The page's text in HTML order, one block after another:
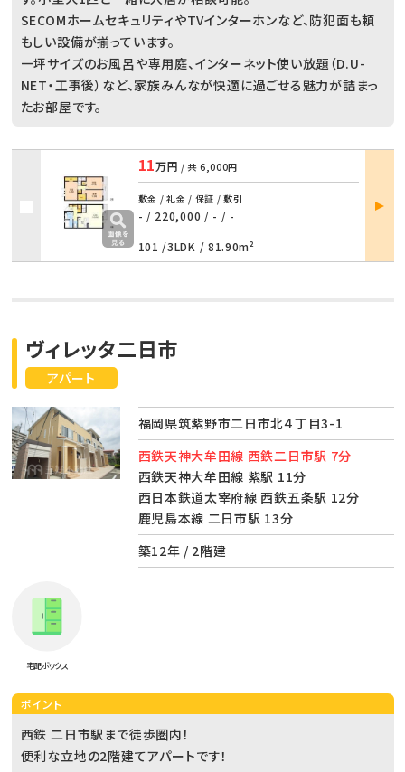
SECOMホームセキュリティやTVインターホンなど、防犯面も頼
もしい設備が揃っています。
一坪サイズのお風呂や専用庭、インターネット使い放題（D.U-
NET・工事後）など、家族みんなが快適に過ごせる魅力が詰まっ
たお部屋です。
11万円 / 共 6,000円
敷金 / 礼金 / 保証 / 敷引
- / 220,000 / - / -
101 /3LDK / 81.90m²
部屋
詳細
アパート
ヴィレッタ二日市
福岡県筑紫野市二日市北４丁目3-1
西鉄天神大牟田線 西鉄二日市駅 7分
西鉄天神大牟田線 紫駅 11分
西日本鉄道太宰府線 西鉄五条駅 12分
鹿児島本線 二日市駅 13分
築12年 / 2階建
宅配ボックス
ポイント
西鉄 二日市駅まで徒歩圏内！
便利な立地の2階建てアパートです！